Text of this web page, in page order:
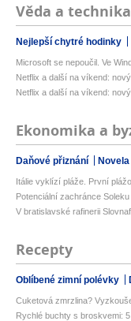
Věda a technika
Nejlepší chytré hodinky
Microsoft se nepoučil. Ve
Netflix a další na víkend:
Netflix a další na víkend:
Ekonomika a
Daňové přiznání
Itálie vyklízí pláže. První
Potenciální zachránce
V bratislavské rafinerii
Recepty
Oblíbené zimní polévky
Cuketová zmrzlina?
Rychlé buchty s broskvemi: